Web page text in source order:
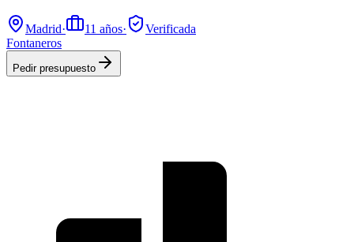
Madrid· 11 años·
Verificada
Fontaneros
Pedir presupuesto